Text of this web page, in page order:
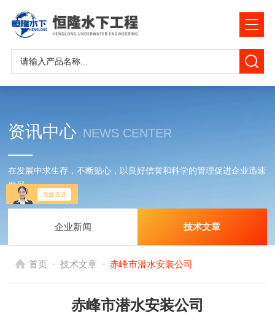
资讯中心 NEWS CENTER
在发展中求生存，不断贴心，以良好信誉和科学的管理促进企业迅速
发展
企业新闻 技术文章
首页 - 技术文章 - 赤峰市潜水安装公司
赤峰市潜水安装公司